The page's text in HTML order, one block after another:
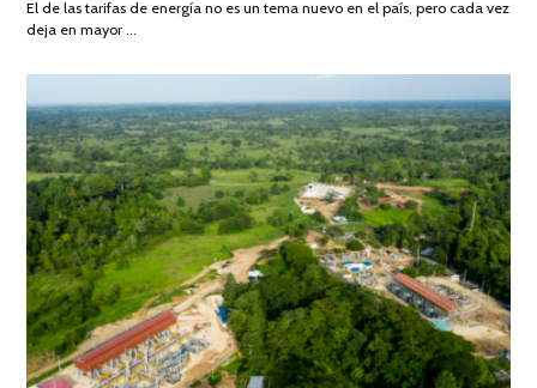
DE
El de las tarifas de energía no es un tema nuevo en el país, pero cada vez
deja en mayor …